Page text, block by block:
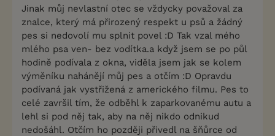
Jinak můj nevlastní otec se vždycky považoval za
znalce, který má přirozený respekt u psů a žádný
pes si nedovolí mu splnit povel :D Tak vzal mého
mlého psa ven- bez vodítka.a když jsem se po půl
hodině podívala z okna, viděla jsem jak se kolem
výměníku nahánějí můj pes a otčím :D Opravdu
podívaná jak vystřižená z amerického filmu. Pes to
celé završil tím, že odběhl k zaparkovanému autu a
lehl si pod něj tak, aby na něj nikdo odnikud
nedošáhl. Otčím ho později přivedl na šňůrce od